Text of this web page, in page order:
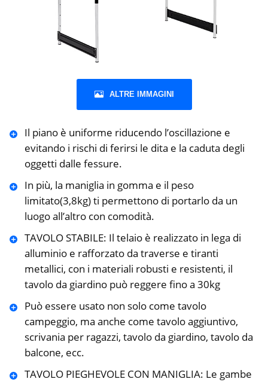
ALTRE IMMAGINI
Il piano è uniforme riducendo l’oscillazione e
evitando i rischi di ferirsi le dita e la caduta degli
oggetti dalle fessure.
In più, la maniglia in gomma e il peso
limitato(3,8kg) ti permettono di portarlo da un
luogo all’altro con comodità.
TAVOLO STABILE: Il telaio è realizzato in lega di
alluminio e rafforzato da traverse e tiranti
metallici, con i materiali robusti e resistenti, il
tavolo da giardino può reggere fino a 30kg
Può essere usato non solo come tavolo
campeggio, ma anche come tavolo aggiuntivo,
scrivania per ragazzi, tavolo da giardino, tavolo da
balcone, ecc.
TAVOLO PIEGHEVOLE CON MANIGLIA: Le gambe